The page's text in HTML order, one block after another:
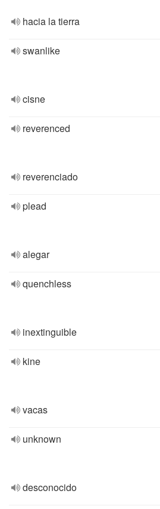
hacia la tierra
swanlike
cisne
reverenced
reverenciado
plead
alegar
quenchless
inextinguible
kine
vacas
unknown
desconocido